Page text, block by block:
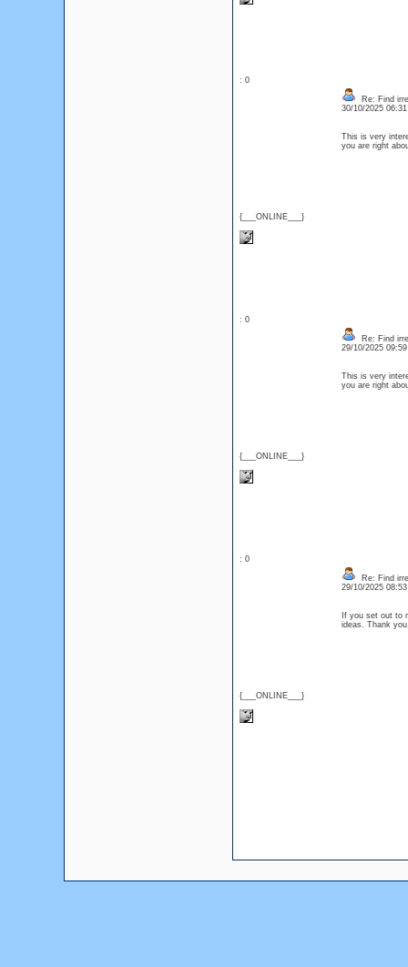
: 0
{___ONLINE___}
Re: Find
30/10/2025
This is very
you are right
: 0
{___ONLINE___}
Re: Find
29/10/2025
This is very
you are right
: 0
{___ONLINE___}
Re: Find
29/10/2025
If you set out to
ideas. Thank